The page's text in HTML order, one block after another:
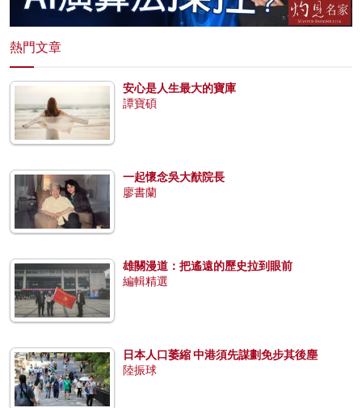
熱門文章
安心是人生最大的寶庫
譚寶碩
一起懷念吳大猷院長
廖書蘭
雄關漫道：把遙遠的歷史拉到眼前
編輯精選
日本人口萎縮 中港須先謀劃免步其後塵
陸振球